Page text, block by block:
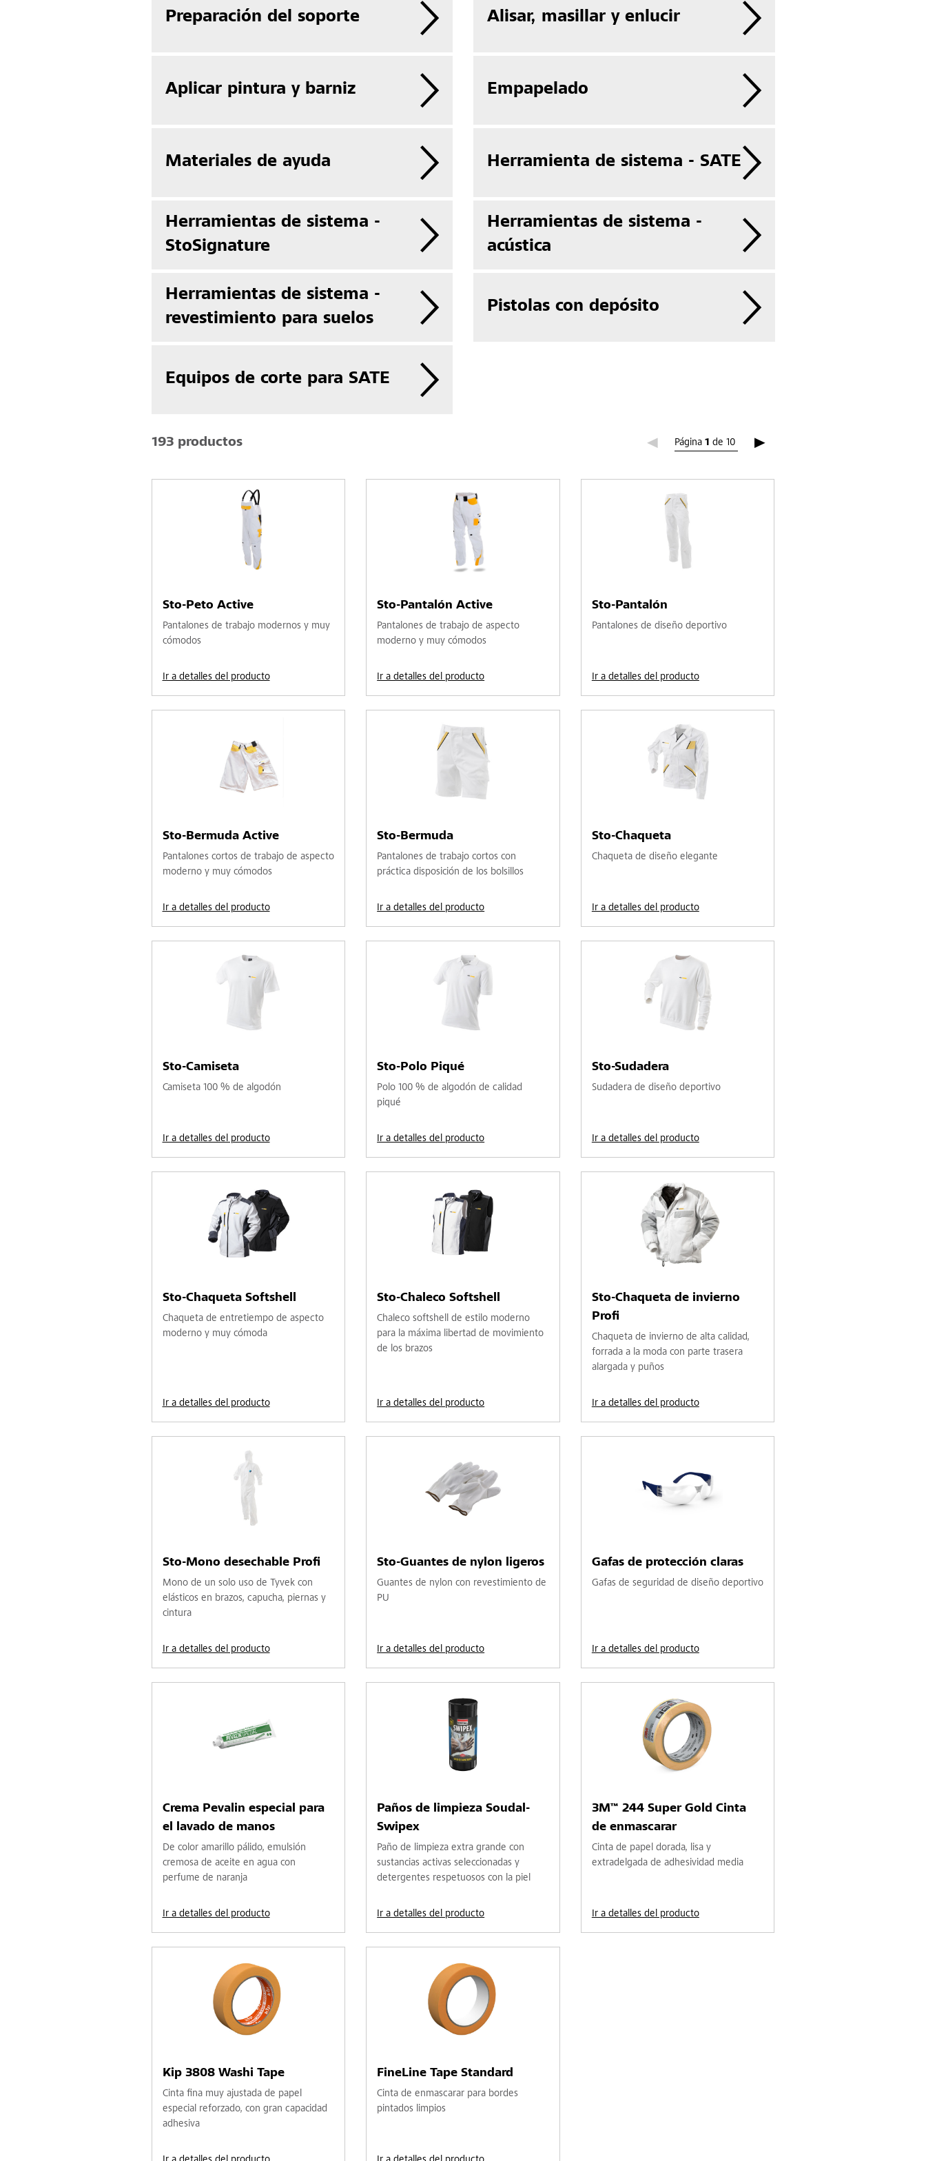
Preparación del soporte Alisar, masillar y enlucir
Aplicar pintura y barniz Empapelado
Materiales de ayuda Herramienta de sistema - SATE
Herramientas de sistema -
StoSignature
Herramientas de sistema -
acústica
Herramientas de sistema -
revestimiento para suelos
Pistolas con depósito
Equipos de corte para SATE
193 productos Página 1 de 10
Página 1
Sto-Peto Active
Pantalones de trabajo modernos y muy
cómodos
Ir a detalles del producto
Sto-Pantalón Active
Pantalones de trabajo de aspecto
moderno y muy cómodos
Ir a detalles del producto
Sto-Pantalón
Pantalones de diseño deportivo
Ir a detalles del producto
Sto-Bermuda Active
Pantalones cortos de trabajo de aspecto
moderno y muy cómodos
Ir a detalles del producto
Sto-Bermuda
Pantalones de trabajo cortos con
práctica disposición de los bolsillos
Ir a detalles del producto
Sto-Chaqueta
Chaqueta de diseño elegante
Ir a detalles del producto
Sto-Camiseta
Camiseta 100 % de algodón
Ir a detalles del producto
Sto-Polo Piqué
Polo 100 % de algodón de calidad
piqué
Ir a detalles del producto
Sto-Sudadera
Sudadera de diseño deportivo
Ir a detalles del producto
Sto-Chaqueta Softshell
Chaqueta de entretiempo de aspecto
moderno y muy cómoda
Ir a detalles del producto
Sto-Chaleco Softshell
Chaleco softshell de estilo moderno
para la máxima libertad de movimiento
de los brazos
Ir a detalles del producto
Sto-Chaqueta de invierno
Profi
Chaqueta de invierno de alta calidad,
forrada a la moda con parte trasera
alargada y puños
Ir a detalles del producto
Sto-Mono desechable Profi
Mono de un solo uso de Tyvek con
elásticos en brazos, capucha, piernas y
cintura
Ir a detalles del producto
Sto-Guantes de nylon ligeros
Guantes de nylon con revestimiento de
PU
Ir a detalles del producto
Gafas de protección claras
Gafas de seguridad de diseño deportivo
Ir a detalles del producto
Crema Pevalin especial para
el lavado de manos
De color amarillo pálido, emulsión
cremosa de aceite en agua con
perfume de naranja
Ir a detalles del producto
Paños de limpieza Soudal-
Swipex
Paño de limpieza extra grande con
sustancias activas seleccionadas y
detergentes respetuosos con la piel
Ir a detalles del producto
3M™ 244 Super Gold Cinta
de enmascarar
Cinta de papel dorada, lisa y
extradelgada de adhesividad media
Ir a detalles del producto
Kip 3808 Washi Tape
Cinta fina muy ajustada de papel
especial reforzado, con gran capacidad
adhesiva
FineLine Tape Standard
Cinta de enmascarar para bordes
pintados limpios